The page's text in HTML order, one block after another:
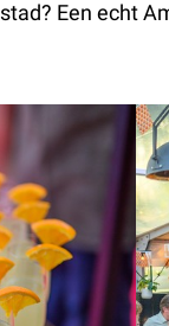
Een echt